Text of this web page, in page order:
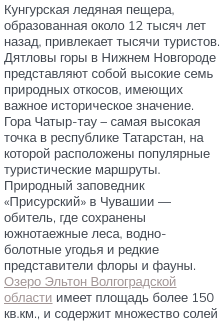
Кунгурская ледяная пещера,
образованная около 12 тысяч лет
назад, привлекает тысячи туристов.
Дятловы горы в Нижнем Новгороде
представляют собой высокие семь
природных откосов, имеющих
важное историческое значение.
Гора Чатыр-тау – самая высокая
точка в республике Татарстан, на
которой расположены популярные
туристические маршруты.
Природный заповедник
«Присурский» в Чувашии —
обитель, где сохранены
южнотаежные леса, водно-
болотные угодья и редкие
представители флоры и фауны.
Озеро Эльтон Волгоградской
области имеет площадь более 150
кв.км., и содержит множество солей